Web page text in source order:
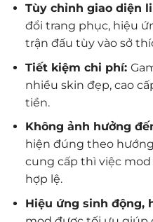
Tùy chỉnh giao diện
đổi trang phục, hiệu
trận đấu tùy vào sở
Tiết kiệm chi phí:
nhiều skin đẹp, cao
tiền.
Không ảnh hưởng
hiện đúng theo
cung cấp thì việc mod
hợp lệ.
Hiệu ứng sinh động,